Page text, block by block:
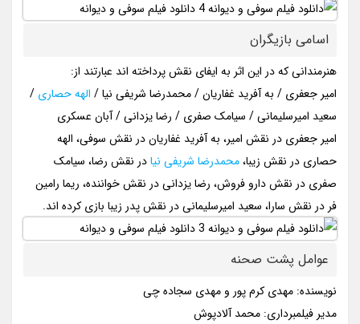
اسامی بازیگران
هنرمندانی که در این اثر به ایفای نقش پرداخته اند عبارتند از:
امیر جعفری / به آفرید غفاریان / محمدرضا شریفی‌ نیا / الهه حصاری /
سعید امیرسلیمانی / سیامک صفری / رضا یزدانی / آبان عسکری
امیر جعفری در نقش امیر، به آفرید غفاریان در نقش سوفی، الهه
حصاری در نقش زیبا،محمدرضا شریفی نیادر نقش رضا، سیامک
صفری در نقش دارو فروش، رضا یزدانی در نقش خواننده، ریما رامین
فر در نقش سارا، سعید امیرسلیمانی در نقش پدر زیبا بازی کرده اند.
عوامل پشت صحنه
نویسنده: مهدی کرم پور و مهدی سجاده چی
مدیر فیلمبرداری: محمد آلادپوش